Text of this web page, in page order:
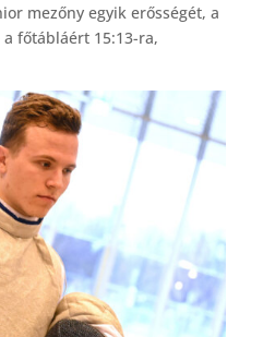
mezőny egyik erősségét, a
főtábláért 15:13-ra,